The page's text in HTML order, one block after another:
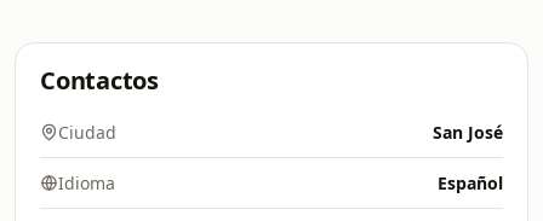
Contactos
Ciudad San José
Idioma Español